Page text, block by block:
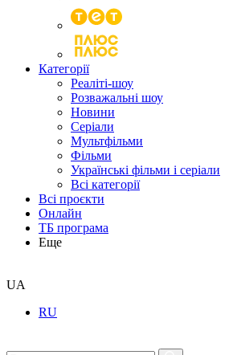
Категорії
Реаліті-шоу
Розважальні шоу
Новини
Серіали
Мультфільми
Фільми
Українські фільми і серіали
Всі категорії
Всі проєкти
Онлайн
ТБ програма
Еще
UA
RU